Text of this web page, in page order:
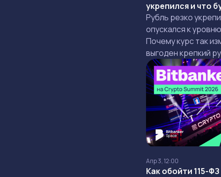
укрепился и что
Рубль резко
опускался к
Почему курс так
выгоден крепкий
это создаёт для
инвесторов?
Апр 3, 12:00
Как обойти 115-